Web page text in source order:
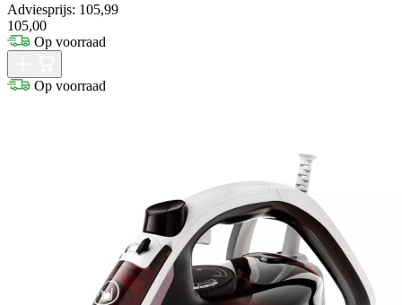
Adviesprijs: 105,99
105,00
Op voorraad
Op voorraad